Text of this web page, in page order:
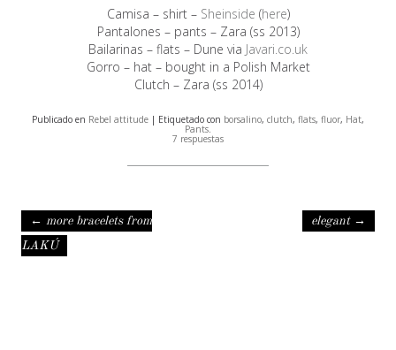
Camisa – shirt – Sheinside (here)
Pantalones – pants – Zara (ss 2013)
Bailarinas – flats – Dune via Javari.co.uk
Gorro – hat – bought in a Polish Market
Clutch – Zara (ss 2014)
Publicado en Rebel attitude | Etiquetado con borsalino, clutch, flats, fluor, Hat,
Pants.
7 respuestas
Navegación de entradas
← more bracelets from
LAKÚ
elegant →